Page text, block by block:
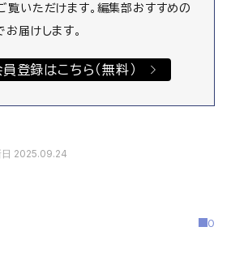
覧いただけます。編集部おすすめの
届けします。
登録はこちら（無料）
日 2025.09.24
0